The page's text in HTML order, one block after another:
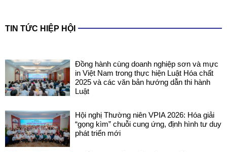
TIN TỨC HIỆP HỘI
Đồng hành cùng doanh nghiệp sơn và mực
in Việt Nam trong thực hiện Luật Hóa chất
2025 và các văn bản hướng dẫn thi hành
Luật
Hội nghị Thường niên VPIA 2026: Hóa giải
“gọng kìm” chuỗi cung ứng, định hình tư duy
phát triển mới